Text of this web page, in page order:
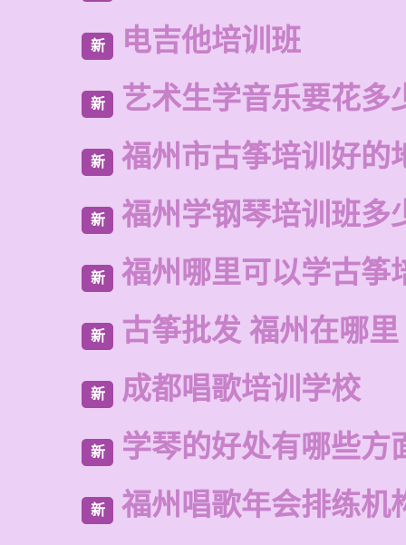
新 电吉他培训班
新 艺术生学音乐要花多
新 福州市古筝培训好的
新 福州学钢琴培训班多
新 福州哪里可以学古筝
新 古筝批发 福州在哪里
新 成都唱歌培训学校
新 学琴的好处有哪些方
新 福州唱歌年会排练机